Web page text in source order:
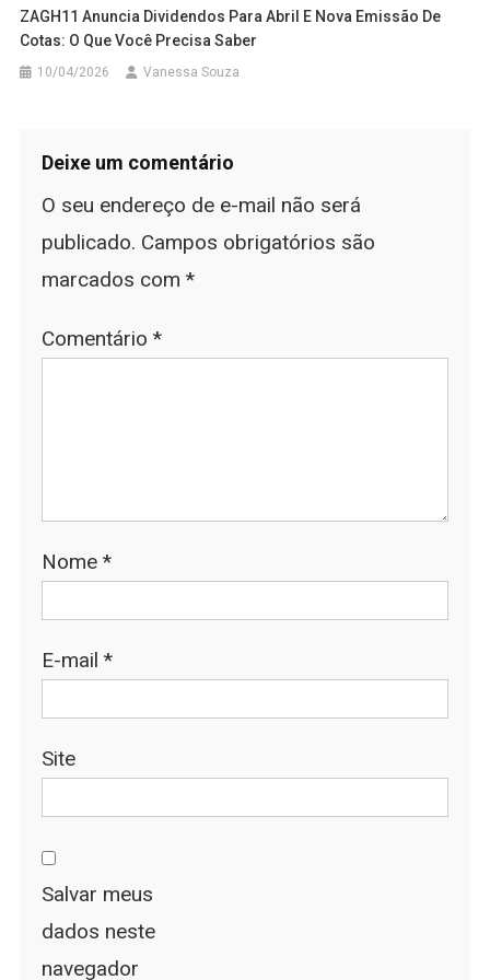
ZAGH11 Anuncia Dividendos Para Abril E Nova Emissão De
Cotas: O Que Você Precisa Saber
10/04/2026 Vanessa Souza
Deixe um comentário
O seu endereço de e-mail não será
publicado. Campos obrigatórios são
marcados com *
Comentário *
Nome *
E-mail *
Site
Salvar meus
dados neste
navegador